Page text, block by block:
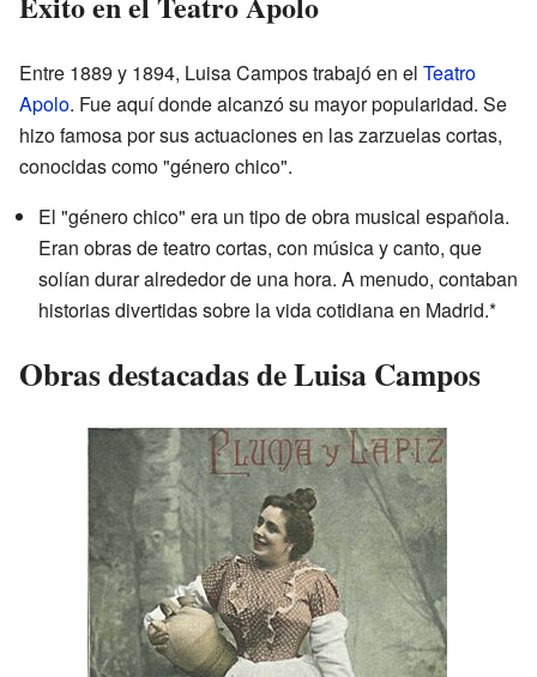
Entre 1889 y 1894, Luisa Campos trabajó en el Teatro
Apolo. Fue aquí donde alcanzó su mayor popularidad. Se
hizo famosa por sus actuaciones en las zarzuelas cortas,
conocidas como "género chico".
El "género chico" era un tipo de obra musical española.
Eran obras de teatro cortas, con música y canto, que
solían durar alrededor de una hora. A menudo, contaban
historias divertidas sobre la vida cotidiana en Madrid.*
Obras destacadas de Luisa Campos